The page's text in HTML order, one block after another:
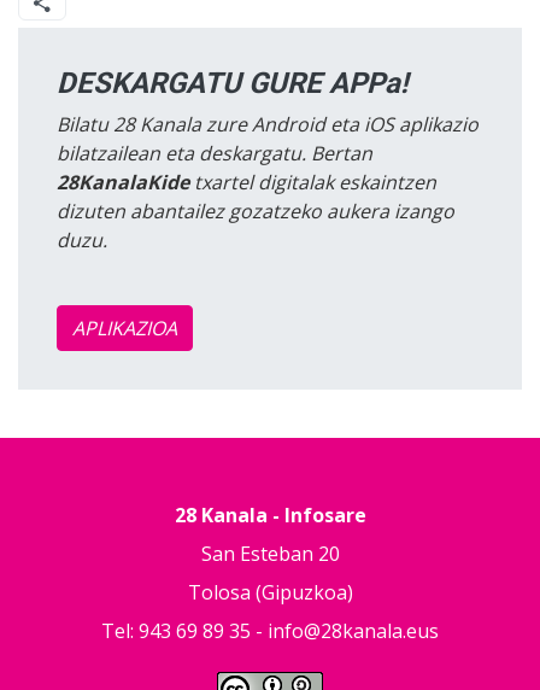
DESKARGATU GURE APPa!
Bilatu 28 Kanala zure Android eta iOS aplikazio
bilatzailean eta deskargatu. Bertan
28KanalaKidetxartel digitalak eskaintzen
dizuten abantailez gozatzeko aukera izango
duzu.
APLIKAZIOA
28 Kanala - Infosare
San Esteban 20
Tolosa (Gipuzkoa)
Tel: 943 69 89 35 - info@28kanala.eus